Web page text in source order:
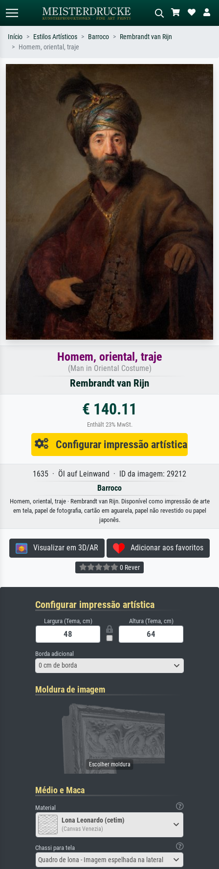
Pesquise por artista, título ou estilo –
ex: Monet, Noite Estrelada,
impressionismo, onda de Hokusai, nu.
a óleo escura, nu em pé ao lado de
Início Estilos Artísticos Barroco
Rembrandt van Rijn
Homem, oriental, traje
Homem, oriental, traje
(Man in Oriental Costume)
Rembrandt van Rijn
€ 140.11
Enthält 23% MwSt.
Configurar impressão artística
1635 · Öl auf Leinwand · ID da imagem: 29212
Barroco
Homem, oriental, traje · Rembrandt van Rijn. Disponível como impressão de arte
em tela, papel de fotografia, cartão em aguarela, papel não revestido ou papel
japonês.
Visualizar em 3D/AR Adicionar aos favoritos
0 Rever
Configurar impressão artística
Largura (Tema, cm) Altura (Tema, cm)
Borda adicional
0 cm de borda
Moldura de imagem
Médio e Maca
Material
Lona Leonardo (cetim)
(Canvas Venezia)
Chassi para tela
Quadro de lona - Imagem espelhada na lateral